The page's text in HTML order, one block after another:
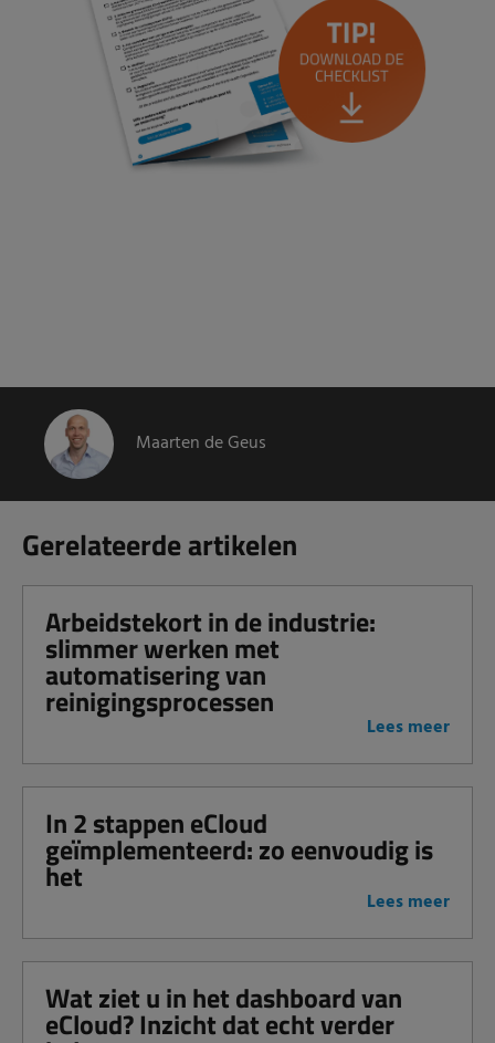
Maarten de Geus
Gerelateerde artikelen
Arbeidstekort in de industrie:
slimmer werken met
automatisering van
reinigingsprocessen
Lees meer
In 2 stappen eCloud
geïmplementeerd: zo eenvoudig is
het
Lees meer
Wat ziet u in het dashboard van
eCloud? Inzicht dat echt verder